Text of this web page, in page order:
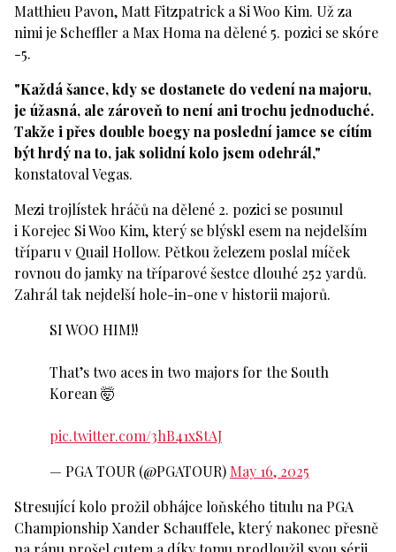
Matthieu Pavon, Matt Fitzpatrick a Si Woo Kim. Už za
nimi je Scheffler a Max Homa na dělené 5. pozici se skóre
-5.
"Každá šance, kdy se dostanete do vedení na majoru,
je úžasná, ale zároveň to není ani trochu jednoduché.
Takže i přes double boegy na poslední jamce se cítím
být hrdý na to, jak solidní kolo jsem odehrál,"
konstatoval Vegas.
Mezi trojlístek hráčů na dělené 2. pozici se posunul
i Korejec Si Woo Kim, který se blýskl esem na nejdelším
tříparu v Quail Hollow. Pětkou železem poslal míček
rovnou do jamky na tříparové šestce dlouhé 252 yardů.
Zahrál tak nejdelší hole-in-one v historii majorů.
SI WOO HIM!!
That’s two aces in two majors for the South
Korean 🤯
pic.twitter.com/3hB41xStAJ
— PGA TOUR (@PGATOUR) May 16, 2025
Stresující kolo prožil obhájce loňského titulu na PGA
Championship Xander Schauffele, který nakonec přesně